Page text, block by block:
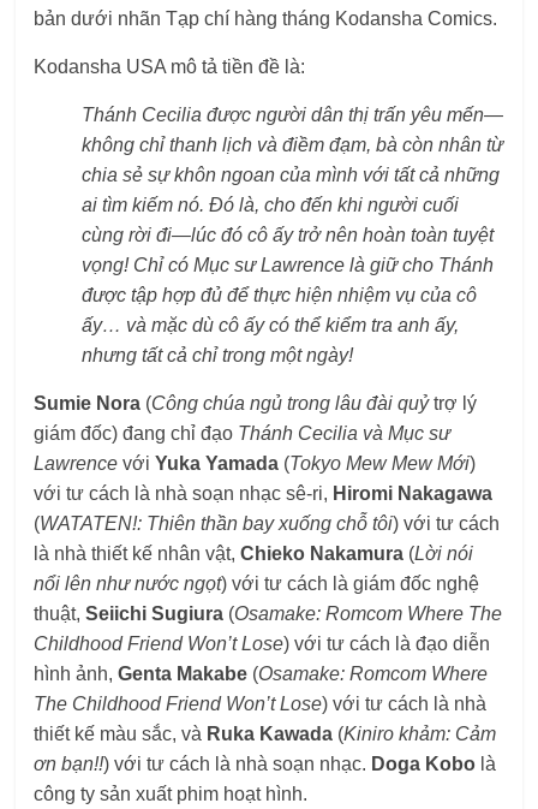
bản dưới nhãn Tạp chí hàng tháng Kodansha Comics.
Kodansha USA mô tả tiền đề là:
Thánh Cecilia được người dân thị trấn yêu mến—
không chỉ thanh lịch và điềm đạm, bà còn nhân từ
chia sẻ sự khôn ngoan của mình với tất cả những
ai tìm kiếm nó. Đó là, cho đến khi người cuối
cùng rời đi—lúc đó cô ấy trở nên hoàn toàn tuyệt
vọng! Chỉ có Mục sư Lawrence là giữ cho Thánh
được tập hợp đủ để thực hiện nhiệm vụ của cô
ấy… và mặc dù cô ấy có thể kiểm tra anh ấy,
nhưng tất cả chỉ trong một ngày!
Sumie Nora (Công chúa ngủ trong lâu đài quỷtrợ lý
giám đốc) đang chỉ đạo Thánh Cecilia và Mục sư
Lawrence vớiYuka Yamada (Tokyo Mew Mew Mới)
với tư cách là nhà soạn nhạc sê-ri, Hiromi Nakagawa
(WATATEN!: Thiên thần bay xuống chỗ tôi) với tư cách
là nhà thiết kế nhân vật,Chieko Nakamura (Lời nói
nổi lên như nước ngọt) với tư cách là giám đốc nghệ
thuật, Seiichi Sugiura (Osamake: Romcom Where The
Childhood Friend Won’t Lose) với tư cách là đạo diễn
hình ảnh,Genta Makabe (Osamake: Romcom Where
The Childhood Friend Won’t Lose) với tư cách là nhà
thiết kế màu sắc, và Ruka Kawada (Kiniro khảm: Cảm
ơn bạn!!) với tư cách là nhà soạn nhạc. Doga Kobo là
công ty sản xuất phim hoạt hình.